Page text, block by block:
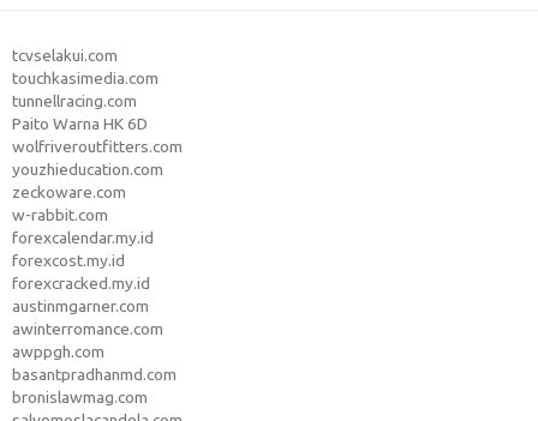
tcvselakui.com
touchkasimedia.com
tunnellracing.com
Paito Warna HK 6D
wolfriveroutfitters.com
youzhieducation.com
zeckoware.com
w-rabbit.com
forexcalendar.my.id
forexcost.my.id
forexcracked.my.id
austinmgarner.com
awinterromance.com
awppgh.com
basantpradhanmd.com
bronislawmag.com